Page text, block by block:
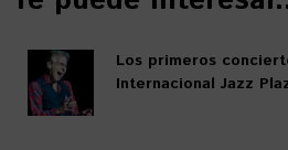
Los primeros
Internacional Jazz